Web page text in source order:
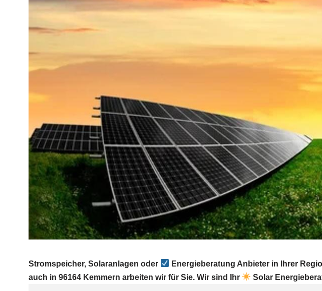
Stromspeicher, Solaranlagen oder Energieberatung Anbieter in Ihrer
auch in 96164 Kemmern arbeiten wir für Sie. Wir sind Ihr
Solar